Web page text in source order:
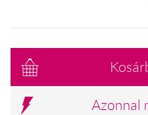
Azonnal